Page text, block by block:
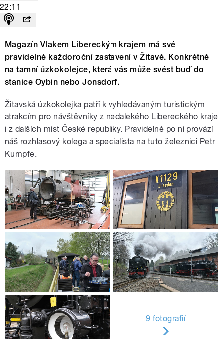
22:11
Magazín Vlakem Libereckým krajem má své
pravidelné každoroční zastavení v Žitavě. Konkrétně
na tamní úzkokolejce, která vás může svést buď do
stanice Oybin nebo Jonsdorf.
Žitavská úzkokolejka patří k vyhledávaným turistickým
atrakcím pro návštěvníky z nedalekého Libereckého kraje
i z dalších míst České republiky. Pravidelně po ní provází
náš rozhlasový kolega a specialista na tuto železnici Petr
Kumpfe.
9 fotografií